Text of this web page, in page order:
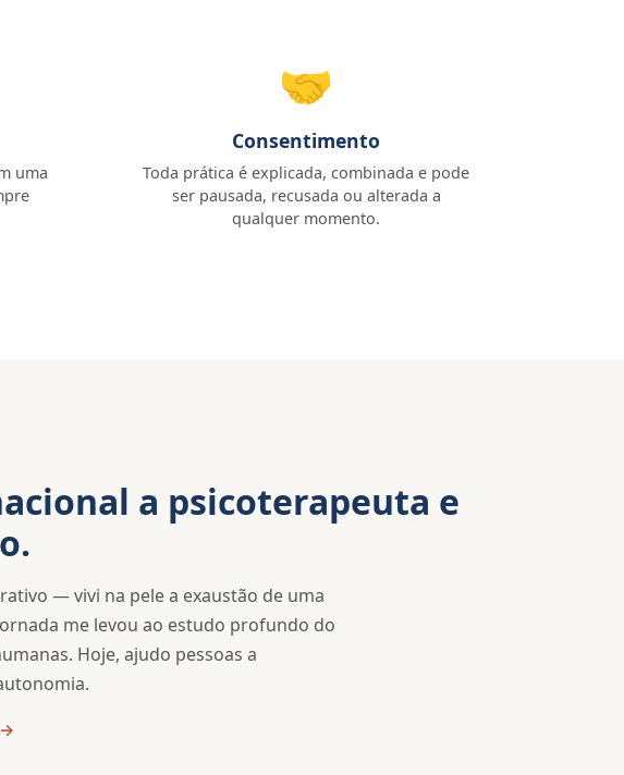
uma
🤝
Consentimento
Toda prática é explicada, combinada e pode
ser pausada, recusada ou alterada a
qualquer momento.
a psicoterapeuta e
— vivi na pele a exaustão de uma
me levou ao estudo profundo do
Hoje, ajudo pessoas a